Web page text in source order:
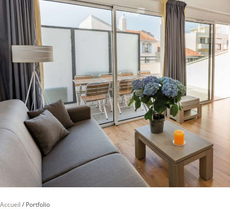
Accueil / Portfolio